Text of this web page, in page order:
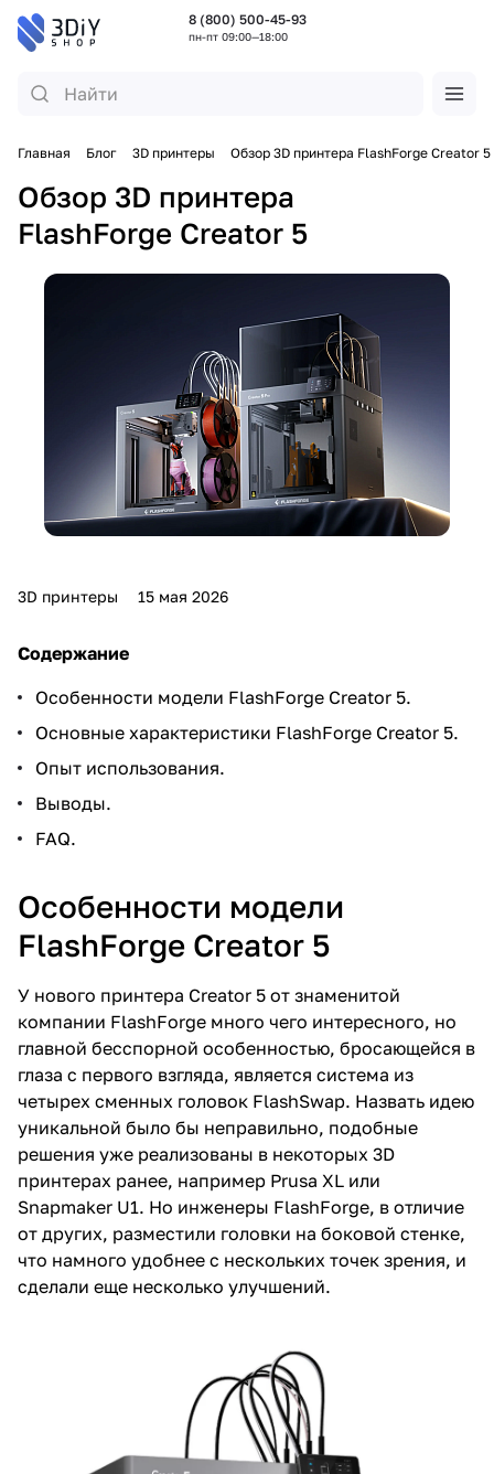
8 (800) 500-45-93
пн-пт 09:00—18:00
Главная Блог 3D принтеры Обзор 3D принтера FlashForge Creator 5
Обзор 3D принтера
FlashForge Creator 5
3D принтеры 15 мая 2026
Содержание
Особенности модели FlashForge Creator 5.
Основные характеристики FlashForge Creator 5.
Опыт использования.
Выводы.
FAQ.
Особенности модели
FlashForge Creator 5
У нового принтера Creator 5 от знаменитой
компании FlashForge много чего интересного, но
главной бесспорной особенностью, бросающейся в
глаза с первого взгляда, является система из
четырех сменных головок FlashSwap. Назвать идею
уникальной было бы неправильно, подобные
решения уже реализованы в некоторых 3D
принтерах ранее, например Prusa XL или
Snapmaker U1. Но инженеры FlashForge, в отличие
от других, разместили головки на боковой стенке,
что намного удобнее с нескольких точек зрения, и
сделали еще несколько улучшений.